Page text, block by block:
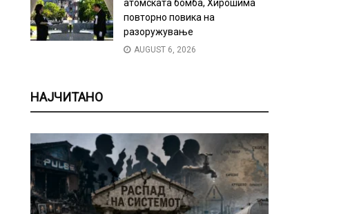
атомската бомба, Хирошима
повторно повика на
разоружување
AUGUST 6, 2026
НАЈЧИТАНО